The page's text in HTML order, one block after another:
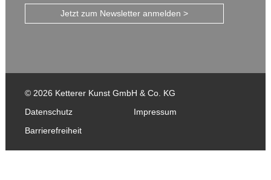
Jetzt zum Newsletter anmelden >
© 2026 Ketterer Kunst GmbH & Co. KG
Datenschutz
Impressum
Barrierefreiheit